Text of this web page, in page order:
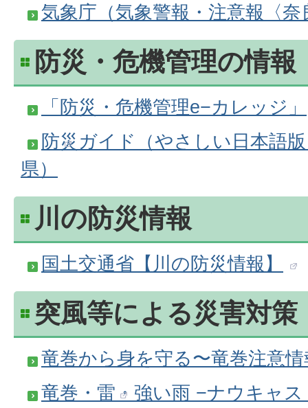
気象庁（気象警報・注意報〈奈
防災・危機管理の情報
「防災・危機管理e−カレッジ」
防災ガイド（やさしい日本語
県）
川の防災情報
国土交通省【川の防災情報】
突風等による災害対策
竜巻から身を守る〜竜巻注意
竜巻・雷・強い雨 −ナウキャ